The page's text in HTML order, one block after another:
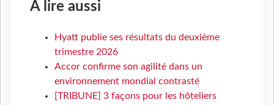
À lire aussi
Hyatt publie ses résultats du deuxième
trimestre 2026
Accor confirme son agilité dans un
environnement mondial contrasté
[TRIBUNE] 3 façons pour les hôteliers